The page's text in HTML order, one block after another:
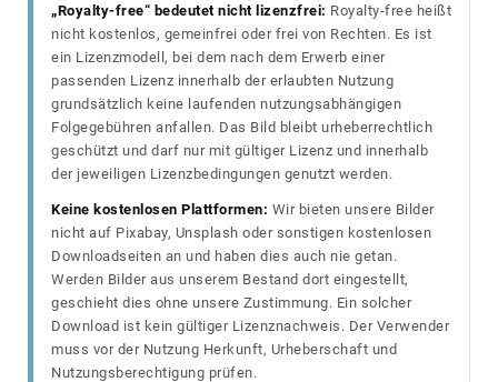
„Royalty-free“ bedeutet nicht lizenzfrei: Royalty-free heißt
nicht kostenlos, gemeinfrei oder frei von Rechten. Es ist
ein Lizenzmodell, bei dem nach dem Erwerb einer
passenden Lizenz innerhalb der erlaubten Nutzung
grundsätzlich keine laufenden nutzungsabhängigen
Folgegebühren anfallen. Das Bild bleibt urheberrechtlich
geschützt und darf nur mit gültiger Lizenz und innerhalb
der jeweiligen Lizenzbedingungen genutzt werden.
Keine kostenlosen Plattformen: Wir bieten unsere Bilder
nicht auf Pixabay, Unsplash oder sonstigen kostenlosen
Downloadseiten an und haben dies auch nie getan.
Werden Bilder aus unserem Bestand dort eingestellt,
geschieht dies ohne unsere Zustimmung. Ein solcher
Download ist kein gültiger Lizenznachweis. Der Verwender
muss vor der Nutzung Herkunft, Urheberschaft und
Nutzungsberechtigung prüfen.